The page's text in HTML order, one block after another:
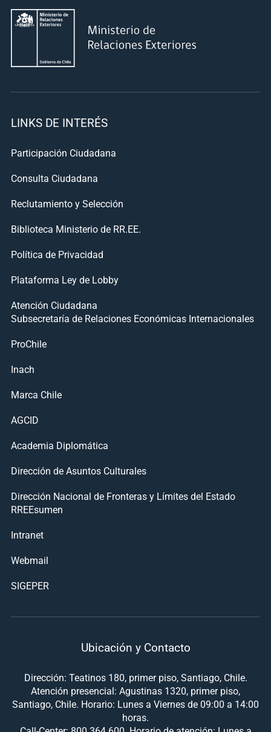
LINKS DE INTERÉS
Participación Ciudadana
Consulta Ciudadana
Reclutamiento y Selección
Biblioteca Ministerio de RR.EE.
Política de Privacidad
Plataforma Ley de Lobby
Atención Ciudadana
Subsecretaría de Relaciones Económicas Internacionales
ProChile
Inach
Marca Chile
AGCID
Academia Diplomática
Dirección de Asuntos Culturales
Dirección Nacional de Fronteras y Límites del Estado
RREEsumen
Intranet
Webmail
SIGEPER
Ubicación y Contacto
Dirección: Teatinos 180, primer piso, Santiago, Chile.
Atención presencial: Agustinas 1320, primer piso,
Santiago, Chile. Horario: Lunes a Viernes de 09:00 a 14:00
horas.